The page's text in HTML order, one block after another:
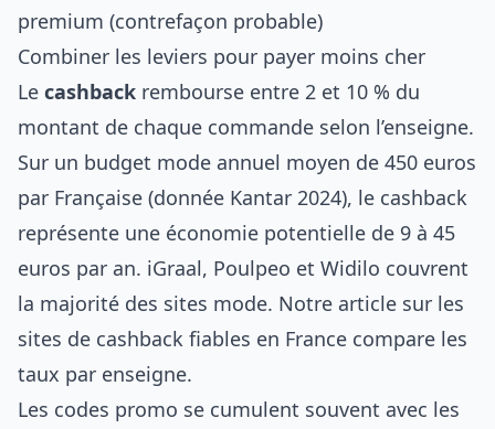
premium (contrefaçon probable)
Combiner les leviers pour payer moins cher
Le cashback rembourse entre 2 et 10 % du
montant de chaque commande selon l’enseigne.
Sur un budget mode annuel moyen de 450 euros
par Française (donnée Kantar 2024), le cashback
représente une économie potentielle de 9 à 45
euros par an. iGraal, Poulpeo et Widilo couvrent
la majorité des sites mode. Notre article sur les
sites de cashback fiables en France compare les
taux par enseigne.
Les codes promo se cumulent souvent avec les